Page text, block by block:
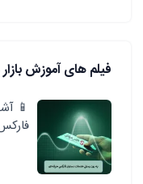
فیلم های آموزش
📱